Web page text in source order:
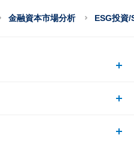
金融資本市場分析 ESG投資/